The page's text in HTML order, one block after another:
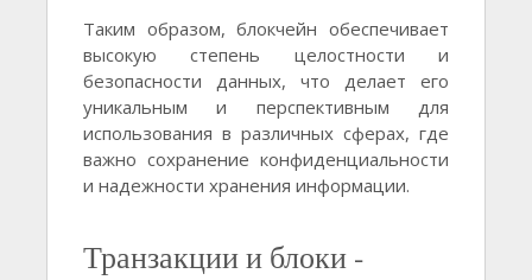
Таким образом, блокчейн обеспечивает
высокую степень целостности и
безопасности данных, что делает его
уникальным и перспективным для
использования в различных сферах, где
важно сохранение конфиденциальности
и надежности хранения информации.
Транзакции и блоки -